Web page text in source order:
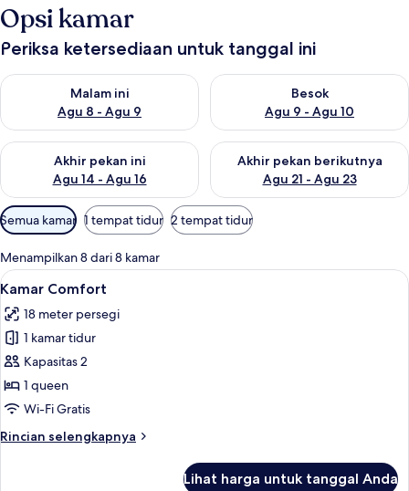
Opsi kamar
Periksa ketersediaan untuk tanggal ini
Malam ini
Agu 8 - Agu 9
Periksa ketersediaan untuk malam ini Agu 8 - Agu 9
Besok
Agu 9 - Agu 10
Periksa ketersediaan untuk
Akhir pekan ini
Agu 14 - Agu 16
Periksa ketersediaan untuk akhir pekan ini Agu 14 - Agu 16
Akhir pekan berikutnya
Agu 21 - Agu 23
Periksa ketersediaan untuk
Filter
tersedia
untuk
kamar
Semua kamar 1 tempat tidur 2 tempat tidur
Menampilkan 8 dari 8 kamar
Lihat
semua
foto
untuk
Kamar
Comfort
Seprai premium, bantalan ekstra
8
Kamar Comfort
18 meter persegi
1 kamar tidur
Kapasitas 2
1 queen
Wi-Fi Gratis
Rincian selengkapnya
Rincian
Lihat harga untuk tanggal Anda